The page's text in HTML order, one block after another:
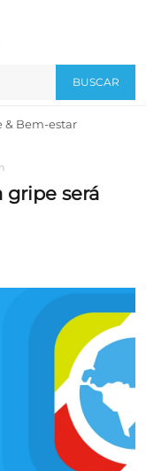
BUSCAR
& Bem-estar
gripe será